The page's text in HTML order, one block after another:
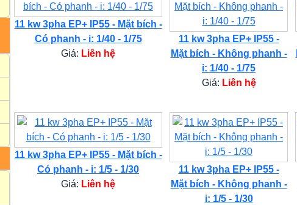
11 kw 3pha EP+ IP55 - Mặt bích -
Có phanh - i: 1/40 - 1/75
Giá: Liên hệ
11 kw 3pha EP+ IP55 -
Mặt bích - Không phanh -
i: 1/40 - 1/75
Giá: Liên hệ
11 kw 3pha EP+ IP55 - Mặt bích -
Có phanh - i: 1/5 - 1/30
Giá: Liên hệ
11 kw 3pha EP+ IP55 -
Mặt bích - Không phanh -
i: 1/5 - 1/30